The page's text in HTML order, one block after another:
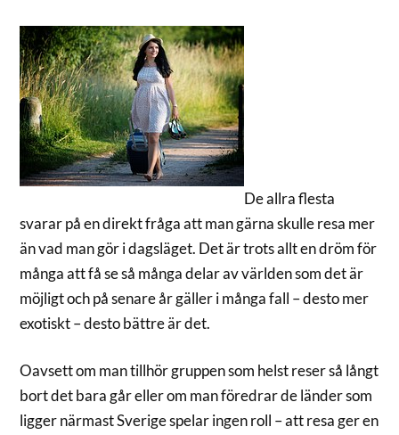
De allra flesta
svarar på en direkt fråga att man gärna skulle resa mer
än vad man gör i dagsläget. Det är trots allt en dröm för
många att få se så många delar av världen som det är
möjligt och på senare år gäller i många fall – desto mer
exotiskt – desto bättre är det.
Oavsett om man tillhör gruppen som helst reser så långt
bort det bara går eller om man föredrar de länder som
ligger närmast Sverige spelar ingen roll – att resa ger en